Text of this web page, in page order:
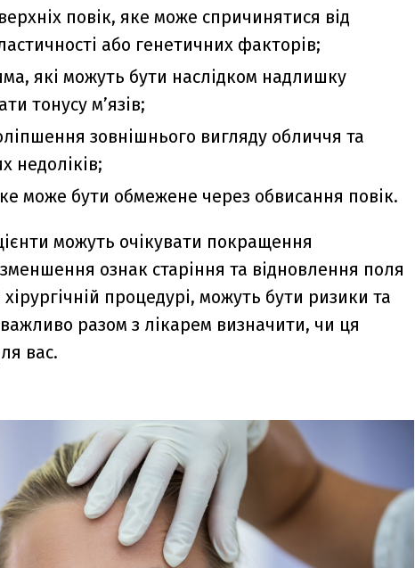
повік, яке може спричинятися від
або генетичних факторів;
які можуть бути наслідком надлишку
тонусу м’язів;
зовнішнього вигляду обличчя та
недоліків;
може бути обмежене через обвисання повік.
можуть очікувати покращення
ознак старіння та відновлення поля
процедурі, можуть бути ризики та
разом з лікарем визначити, чи ця
вас.